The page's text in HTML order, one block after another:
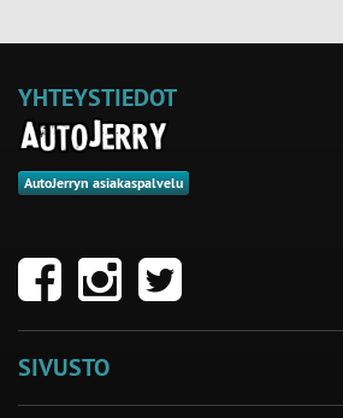
YHTEYSTIEDOT
AutoJerryn asiakaspalvelu
SIVUSTO